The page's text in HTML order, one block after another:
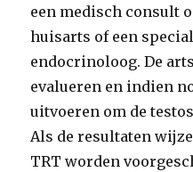
een medisch consult
huisarts of een
endocrinoloog. De
evalueren en indien
uitvoeren om de
Als de resultaten
TRT worden